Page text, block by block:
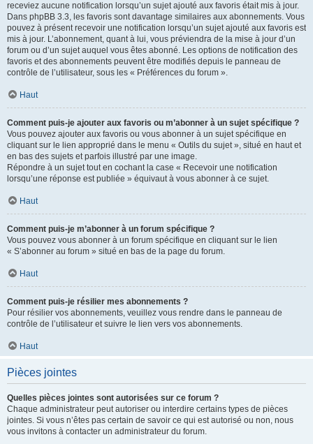
receviez aucune notification lorsqu’un sujet ajouté aux favoris était mis à jour.
Dans phpBB 3.3, les favoris sont davantage similaires aux abonnements. Vous
pouvez à présent recevoir une notification lorsqu’un sujet ajouté aux favoris est
mis à jour. L’abonnement, quant à lui, vous préviendra de la mise à jour d’un
forum ou d’un sujet auquel vous êtes abonné. Les options de notification des
favoris et des abonnements peuvent être modifiés depuis le panneau de
contrôle de l’utilisateur, sous les « Préférences du forum ».
Haut
Comment puis-je ajouter aux favoris ou m’abonner à un sujet spécifique ?
Vous pouvez ajouter aux favoris ou vous abonner à un sujet spécifique en
cliquant sur le lien approprié dans le menu « Outils du sujet », situé en haut et
en bas des sujets et parfois illustré par une image.
Répondre à un sujet tout en cochant la case « Recevoir une notification
lorsqu’une réponse est publiée » équivaut à vous abonner à ce sujet.
Haut
Comment puis-je m’abonner à un forum spécifique ?
Vous pouvez vous abonner à un forum spécifique en cliquant sur le lien
« S’abonner au forum » situé en bas de la page du forum.
Haut
Comment puis-je résilier mes abonnements ?
Pour résilier vos abonnements, veuillez vous rendre dans le panneau de
contrôle de l’utilisateur et suivre le lien vers vos abonnements.
Haut
Pièces jointes
Quelles pièces jointes sont autorisées sur ce forum ?
Chaque administrateur peut autoriser ou interdire certains types de pièces
jointes. Si vous n’êtes pas certain de savoir ce qui est autorisé ou non, nous
vous invitons à contacter un administrateur du forum.